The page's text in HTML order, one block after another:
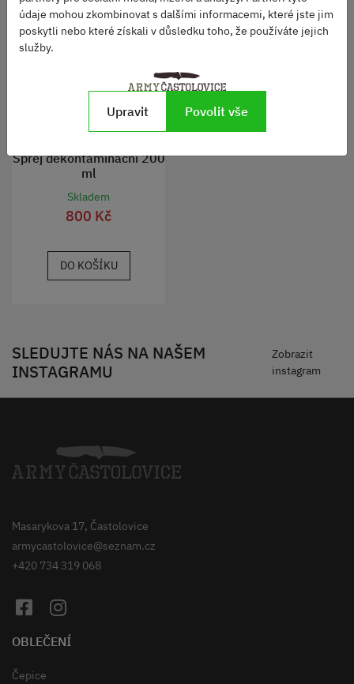
Sprej dekontaminační 200
ml
Skladem
800 Kč
DO KOŠÍKU
SLEDUJTE NÁS NA NAŠEM
INSTAGRAMU
Zobrazit
instagram
Masarykova 17, Častolovice
armycastolovice@seznam.cz
+420 734 319 068
OBLEČENÍ
Čepice
údaje mohou zkombinovat s dalšími informacemi, které jste jim
poskytli nebo které získali v důsledku toho, že používáte jejich
služby.
Upravit Povolit vše